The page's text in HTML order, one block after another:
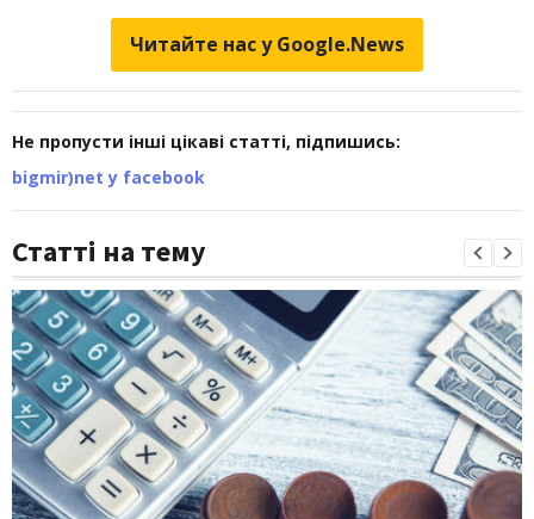
Читайте нас у Google.News
Не пропусти інші цікаві статті, підпишись:
bigmir)net у facebook
Статті на тему